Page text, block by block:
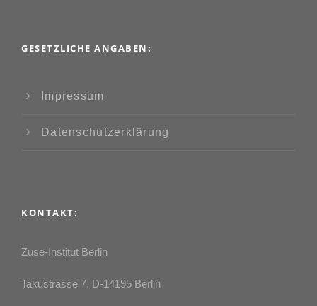
GESETZLICHE ANGABEN:
Impressum
Datenschutzerklärung
KONTAKT:
Zuse-Institut Berlin
Takustrasse 7, D-14195 Berlin